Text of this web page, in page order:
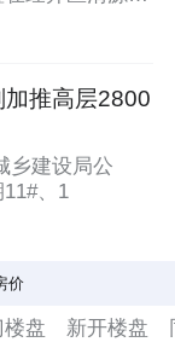
推高层2800
乡建设局公
、1
价
盘 新开楼盘